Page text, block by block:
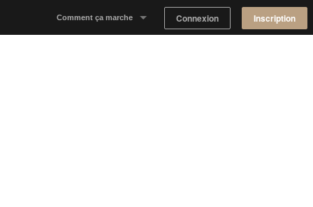
Comment ça marche Connexion Inscription